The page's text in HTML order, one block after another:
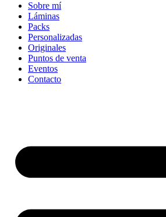
Sobre mí
Láminas
Packs
Personalizadas
Originales
Puntos de venta
Eventos
Contacto